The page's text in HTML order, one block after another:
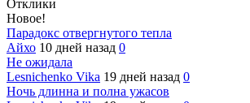
Отклики
Новое!
Парадокс отвергнутого тепла
Айхо 10 дней назад 0
Не ожидала
Lesnichenko Vika 19 дней назад 0
Ночь длинна и полна ужасов